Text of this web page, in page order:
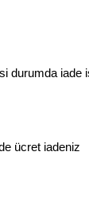
durumda iade
ücret iadeniz